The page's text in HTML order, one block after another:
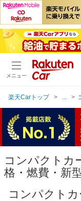
メニュー
楽天Carトップ
コンパクトカ
格・燃費・新
コンパクト